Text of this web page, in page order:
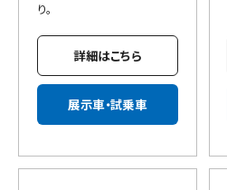
り。
詳細はこちら
展示車・試乗車